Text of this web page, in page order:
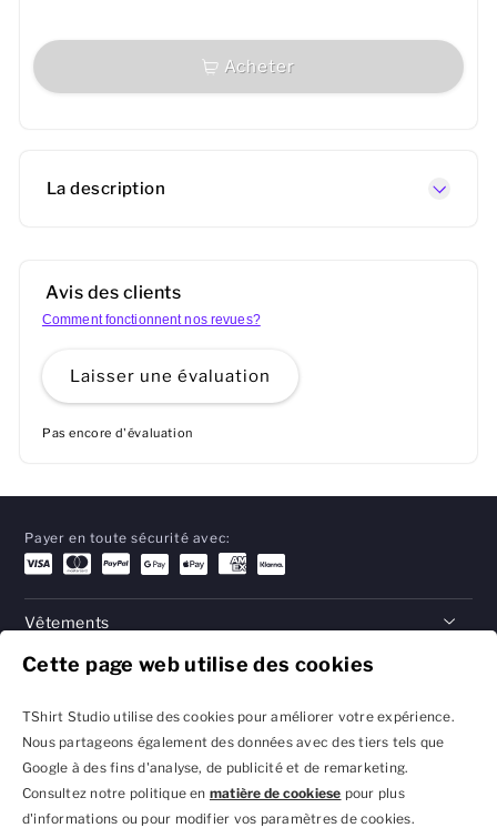
Cette page web utilise des cookies
TShirt Studio utilise des cookies pour améliorer votre expérience.
Nous partageons également des données avec des tiers tels que
Google à des fins d'analyse, de publicité et de remarketing.
Consultez notre politique en matière de cookiese pour plus
d'informations ou pour modifier vos paramètres de cookies.
Acheter
La description
Avis des clients
Comment fonctionnent nos revues?
Laisser une évaluation
Pas encore d'évaluation
Payer en toute sécurité avec:
Vêtements
Cadeaux
Aide
Politique de confidentialité
Conditions générales